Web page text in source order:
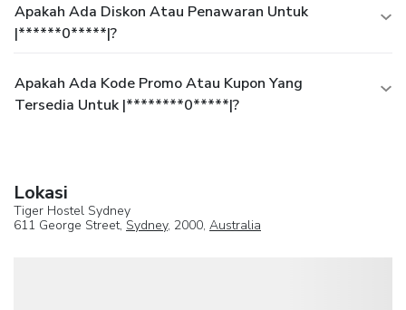
Apakah Ada Diskon Atau Penawaran Untuk
|******0*****|?
Apakah Ada Kode Promo Atau Kupon Yang
Tersedia Untuk |********0*****|?
Lokasi
Tiger Hostel Sydney
611 George Street, Sydney, 2000, Australia